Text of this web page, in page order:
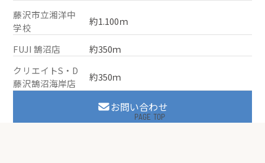
藤沢市立湘洋中
学校
約1.100ｍ
FUJI 鵠沼店
約350ｍ
クリエイトS・D
藤沢鵠沼海岸店
約350ｍ
お問い合わせ
PAGE TOP